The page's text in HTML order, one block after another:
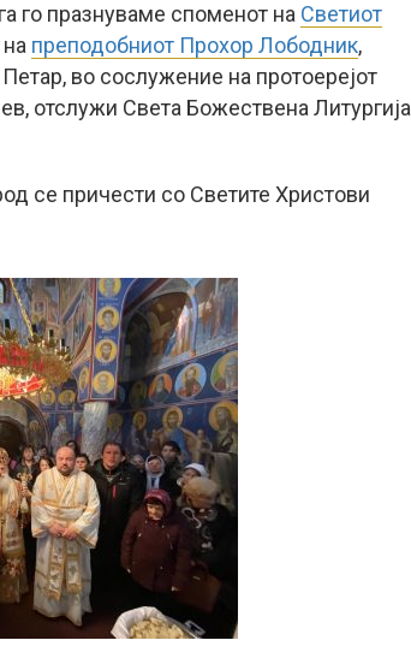
го празнуваме споменот на Светиот
преподобниот Прохор Лободник,
во сослужение на протоерејот
отслужи Света Божествена Литургија
се причести со Светите Христови